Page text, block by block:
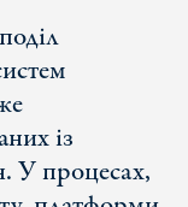
із
У процесах,